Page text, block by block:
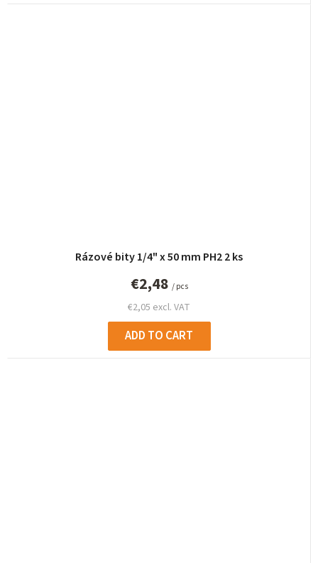
Rázové bity 1/4" x 50 mm PH2 2 ks
€2,05 excl. VAT
€2,48 / pcs
ADD TO CART